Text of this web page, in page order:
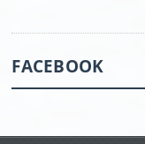
FACEBOOK